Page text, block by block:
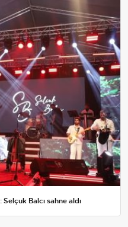
Balcı sahne aldı